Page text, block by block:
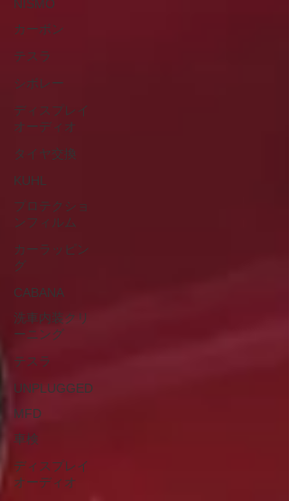
NISMO
カーボン
テスラ
シボレー
ディスプレイ
オーディオ
タイヤ交換
KUHL
プロテクショ
ンフィルム
カーラッピン
グ
CABANA
洗車内装クリ
ーニング
テスラ
UNPLUGGED
MFD
車検
ディスプレイ
オーディオ